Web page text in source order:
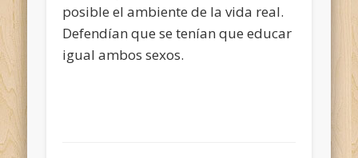
posible el ambiente de la vida real.
Defendían que se tenían que educar
igual ambos sexos.